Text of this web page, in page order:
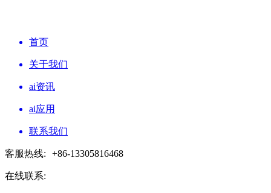
首页
关于我们
ai资讯
ai应用
联系我们
客服热线: +86-13305816468
在线联系: